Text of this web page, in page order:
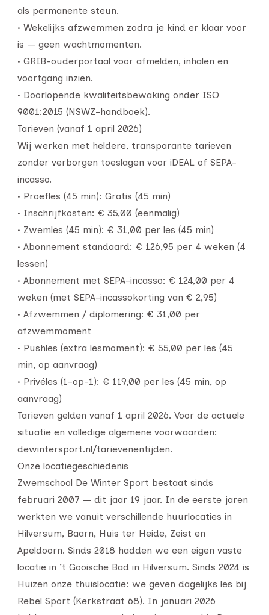
als permanente steun.
• Wekelijks afzwemmen zodra je kind er klaar voor
is — geen wachtmomenten.
• GRIB-ouderportaal voor afmelden, inhalen en
voortgang inzien.
• Doorlopende kwaliteitsbewaking onder ISO
9001:2015 (NSWZ-handboek).
Tarieven (vanaf 1 april 2026)
Wij werken met heldere, transparante tarieven
zonder verborgen toeslagen voor iDEAL of SEPA-
incasso.
• Proefles (45 min): Gratis (45 min)
• Inschrijfkosten: € 35,00 (eenmalig)
• Zwemles (45 min): € 31,00 per les (45 min)
• Abonnement standaard: € 126,95 per 4 weken (4
lessen)
• Abonnement met SEPA-incasso: € 124,00 per 4
weken (met SEPA-incassokorting van € 2,95)
• Afzwemmen / diplomering: € 31,00 per
afzwemmoment
• Pushles (extra lesmoment): € 55,00 per les (45
min, op aanvraag)
• Privéles (1-op-1): € 119,00 per les (45 min, op
aanvraag)
Tarieven gelden vanaf 1 april 2026. Voor de actuele
situatie en volledige algemene voorwaarden:
dewintersport.nl/tarievenentijden.
Onze locatiegeschiedenis
Zwemschool De Winter Sport bestaat sinds
februari 2007 — dit jaar 19 jaar. In de eerste jaren
werkten we vanuit verschillende huurlocaties in
Hilversum, Baarn, Huis ter Heide, Zeist en
Apeldoorn. Sinds 2018 hadden we een eigen vaste
locatie in ’t Gooische Bad in Hilversum. Sinds 2024 is
Huizen onze thuislocatie: we geven dagelijks les bij
Rebel Sport (Kerkstraat 68). In januari 2026